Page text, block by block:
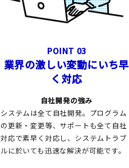
POINT 03
業界の激しい変動にいち早
く対応
自社開発の強み
システムは全て自社開発。プログラム
の更新・変更等、サポートも全て自社
対応で素早く対応し、システムトラブ
ルに於いても迅速な解決が可能です。